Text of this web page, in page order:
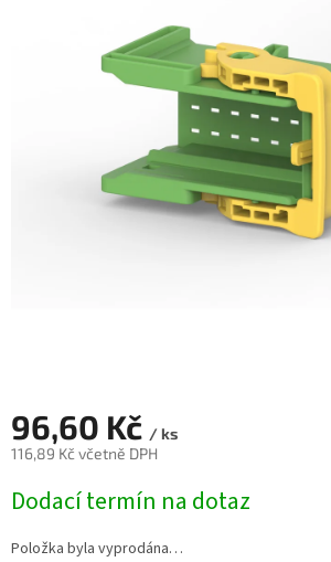
96,60 Kč / ks
116,89 Kč včetně DPH
cena:
Dodací termín na dotaz
Položka byla vyprodána…